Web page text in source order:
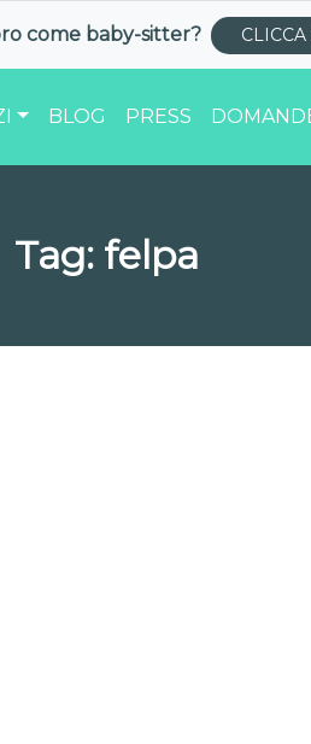
come baby-sitter? CLICCA
BLOG PRESS
Tag: felpa